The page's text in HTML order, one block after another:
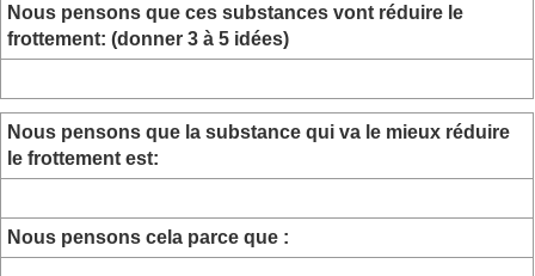
Nous pensons que ces substances vont réduire le
frottement: (donner 3 à 5 idées)
Nous pensons que la substance qui va le mieux réduire
le frottement est:
Nous pensons cela parce que :